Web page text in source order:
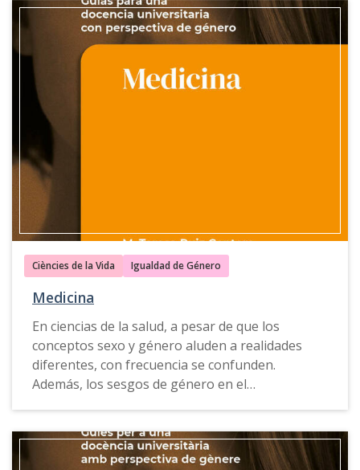
perspectiva de género de Enfermeríaofrece
propuestas, ejemplos de buenas prácticas,
recursos docentes y herramientas de consulta
que actúan de guía para atender los riesgos y
problemas de salud derivados de los roles y
estereotipos de género.
Esta guía también está disponible en
inglés
Ciències de la Vida Igualdad de Género
Medicina
En ciencias de la salud, a pesar de que los
conceptos sexo y género aluden a realidades
diferentes, con frecuencia se confunden.
Además, los sesgos de género en el
incorrectas.